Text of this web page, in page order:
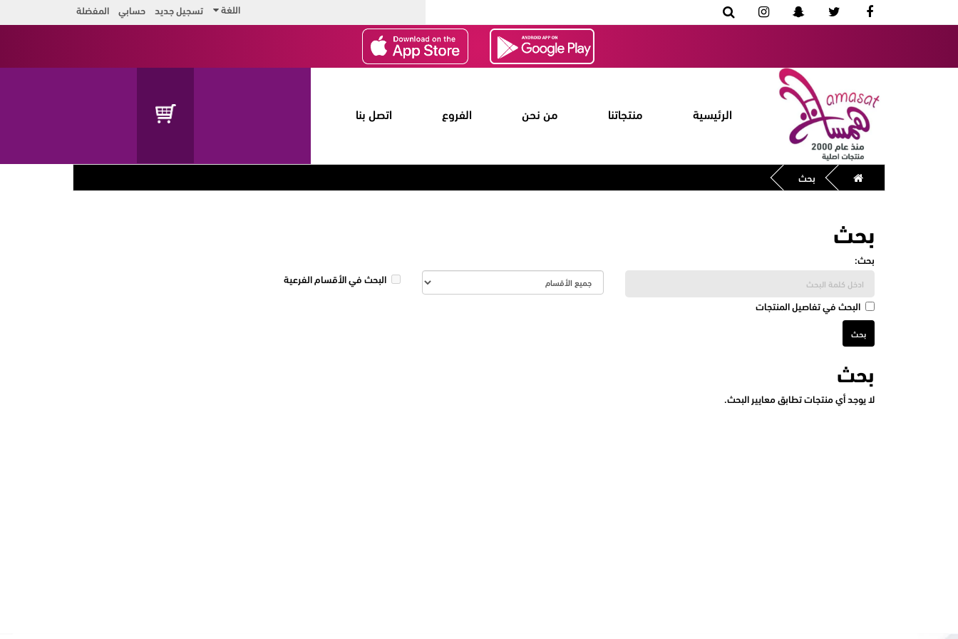
اللغة تسجيل جديد حسابي المفضلة
الرئيسية منتجاتنا من نحن الفروع اتصل بنا
بحث
بحث
بحث:
البحث في الأقسام الفرعية
البحث في تفاصيل المنتجات
بحث
لا يوجد أي منتجات تطابق معايير البحث.